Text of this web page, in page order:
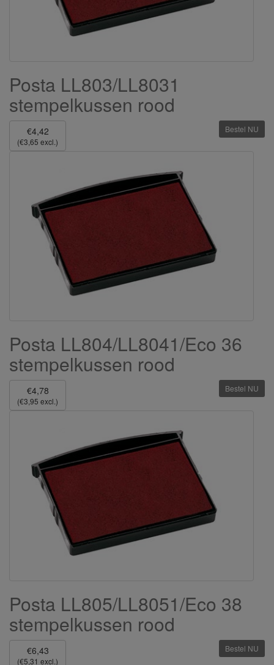
Posta LL803/LL8031
stempelkussen rood
€4,42
(€3,65 excl.)
Bestel NU
Posta LL804/LL8041/Eco 36
stempelkussen rood
€4,78
(€3,95 excl.)
Bestel NU
Posta LL805/LL8051/Eco 38
stempelkussen rood
€6,43
(€5,31 excl.)
Bestel NU